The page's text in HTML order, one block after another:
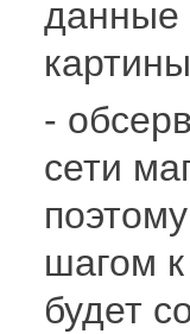
данные
-
сети
шагом
будет